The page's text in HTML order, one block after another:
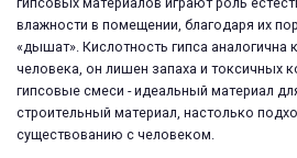
влажности в помещении, благодаря их
«дышат». Кислотность гипса аналогична
человека, он лишен запаха и токсичных
гипсовые смеси - идеальный материал
строительный материал, настолько
существованию с человеком.